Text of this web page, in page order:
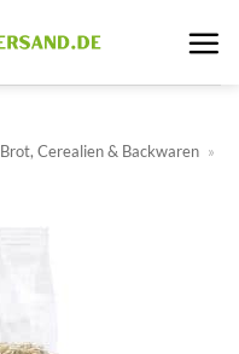
Brot, Cerealien & Backwaren »